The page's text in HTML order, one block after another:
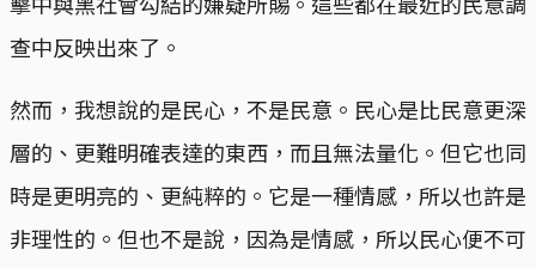
查中反映出來了。
然而，我想說的是民心，不是民意。民心是比民意更深
層的、更難明確表達的東西，而且無法量化。但它也同
時是更明亮的、更純粹的。它是一種情感，所以也許是
非理性的。但也不是說，因為是情感，所以民心便不可